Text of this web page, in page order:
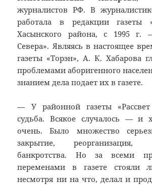
журналистов РФ. В
работала в редакции газеты
Хасынского района, с 1995 г.
Севера». Являясь в настоящее
газеты «Торэн», А. К. Хабарова
проблемами аборигенного
знанием дела подает их в газете.
— У районной газеты «Рассвет
судьба. Всякое случалось — и
очень. Было множество
закрытие,
банкротства. Но за всеми
переменами в газете стояли
несмотря ни на что, делал и